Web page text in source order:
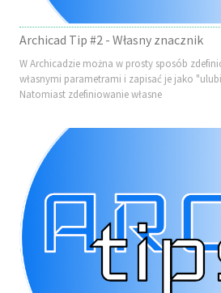
Archicad Tip #2 - Własny znacznik
W Archicadzie można w prosty sposób
własnymi parametrami i zapisać je jako
Natomiast zdefiniowanie własne